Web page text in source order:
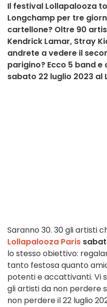
Il festival Lollapalooza
Longchamp per tre
cartellone? Oltre 90
Kendrick Lamar, Stray
andrete a vedere il
parigino? Ecco 5 band
sabato 22 luglio 2023 al
Saranno 30. 30 gli artisti
Lollapalooza Paris
lo stesso obiettivo:
tanto festosa quanto
potenti e accattivanti. Vi
gli artisti da non perdere
non perdere il 22 luglio